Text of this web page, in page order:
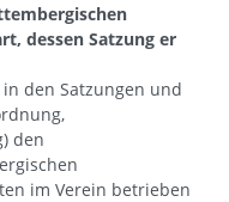
dessen Satzung er
den Satzungen und
den
im Verein betrieben